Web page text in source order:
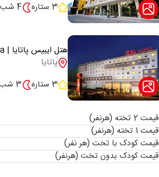
3 ستاره
4 شب
هتل ایبیس پاتایا | Hotel Ibis Pattaya
پاتایا
3 ستاره
3 شب
قیمت 2 تخته (هرنفر)
قیمت 1 تخته (هرنفر)
قیمت کودک با تخت (هر نفر)
قیمت کودک بدون تخت (هرنفر)